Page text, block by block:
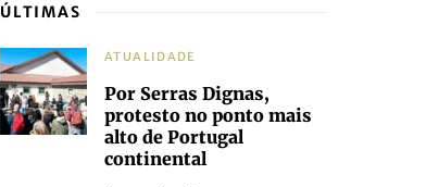
ÚLTIMAS
ATUALIDADE
Por Serras Dignas,
protesto no ponto mais
alto de Portugal
continental